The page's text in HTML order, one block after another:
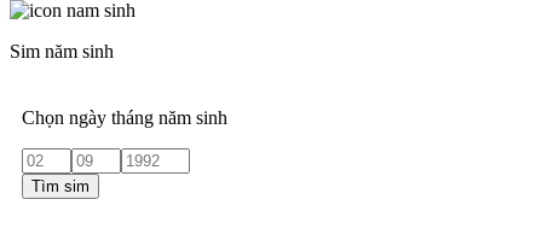
Sim năm sinh
Chọn ngày tháng năm sinh
Tìm sim